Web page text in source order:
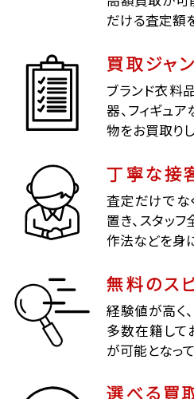
だける査定額
買取ジャ
ブランド衣料
器、フィギュ
物をお買取りし
丁寧な接
査定だけでな
置き、スタッ
作法などを身
無料のス
経験値が高く
多数在籍して
が可能となって
選べる買